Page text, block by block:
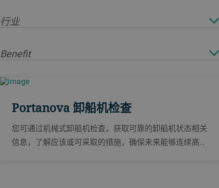
行业
Benefit
Portanova 卸船机检查
您可通过机械式卸船机检查，获取可靠的卸船机状态相关
信息，了解应该或可采取的措施，确保未来能够连续高效